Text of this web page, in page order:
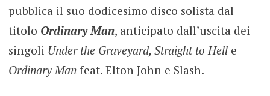
pubblica il suo dodicesimo disco solista dal
titolo Ordinary Man, anticipato dall’uscita dei
singoli Under the Graveyard, Straight to Helle
Ordinary Manfeat. Elton John e Slash.